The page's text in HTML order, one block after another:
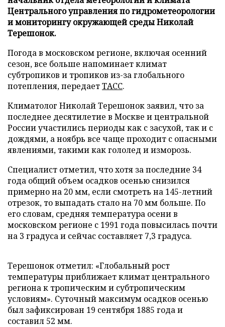
Центрального управления по гидрометеорологии
и мониторингу окружающей среды Николай
Терешонок.
Погода в московском регионе, включая осенний
сезон, все больше напоминает климат
субтропиков и тропиков из-за глобального
потепления, передаетТАСС.
Климатолог Николай Терешонок заявил, что за
последнее десятилетие в Москве и центральной
России участились периоды как с засухой, так и с
дождями, а ноябрь все чаще проходит с опасными
явлениями, такими как гололед и изморозь.
Специалист отметил, что хотя за последние 34
года общий объем осадков осенью снизился
примерно на 20 мм, если смотреть на 145-летний
отрезок, то выпадать стало на 70 мм больше. По
его словам, средняя температура осени в
московском регионе с 1991 года повысилась почти
на 3 градуса и сейчас составляет 7,3 градуса.
Терешонок отметил: «Глобальный рост
температуры приближает климат центрального
региона к тропическим и субтропическим
условиям». Суточный максимум осадков осенью
был зафиксирован 19 сентября 1885 года и
составил 52 мм.